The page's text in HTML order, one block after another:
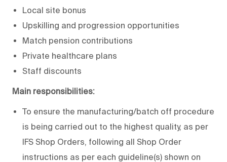
Local site bonus
Upskilling and progression opportunities
Match pension contributions
Private healthcare plans
Staff discounts
Main responsibilities:
To ensure the manufacturing/batch off procedure
is being carried out to the highest quality, as per
IFS Shop Orders, following all Shop Order
instructions as per each guideline(s) shown on